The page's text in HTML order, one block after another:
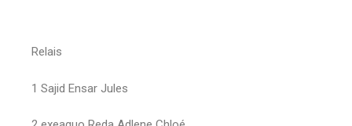
Relais
1 Sajid Ensar Jules